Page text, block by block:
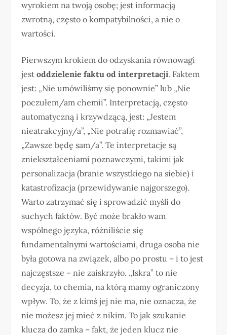
wyrokiem na twoją osobę; jest informacją
zwrotną, często o kompatybilności, a nie o
wartości.
Pierwszym krokiem do odzyskania równowagi
jestoddzielenie faktu od interpretacji. Faktem
jest: „Nie umówiliśmy się ponownie” lub „Nie
poczułem/am chemii”. Interpretacją, często
automatyczną i krzywdzącą, jest: „Jestem
nieatrakcyjny/a”, „Nie potrafię rozmawiać”,
„Zawsze będę sam/a”. Te interpretacje są
zniekształceniami poznawczymi, takimi jak
personalizacja (branie wszystkiego na siebie) i
katastrofizacja (przewidywanie najgorszego).
Warto zatrzymać się i sprowadzić myśli do
suchych faktów. Być może brakło wam
wspólnego języka, różniliście się
fundamentalnymi wartościami, druga osoba nie
była gotowa na związek, albo po prostu – i to jest
najczęstsze – nie zaiskrzyło. „Iskra” to nie
decyzja, to chemia, na którą mamy ograniczony
wpływ. To, że z kimś jej nie ma, nie oznacza, że
nie możesz jej mieć z nikim. To jak szukanie
klucza do zamka – fakt, że jeden klucz nie